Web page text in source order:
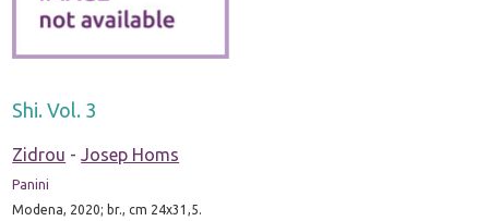
Shi. Vol. 3
Zidrou -Josep Homs
Panini
Modena, 2020; br., cm 24x31,5.